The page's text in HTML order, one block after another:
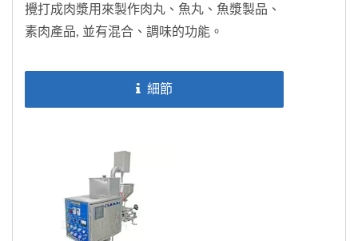
攪打成肉漿用來製作肉丸、魚丸、魚漿製品、
素肉產品, 並有混合、調味的功能。
細節